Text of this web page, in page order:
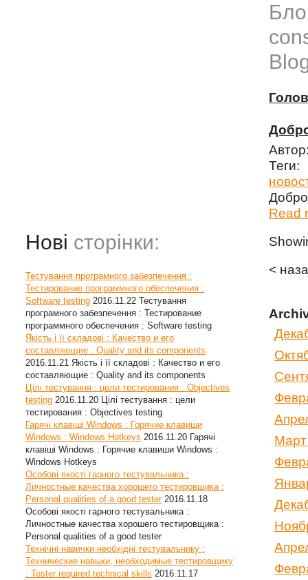
Нові сторінки:
Тестування програмного забезпечення :
Тестирование программного обеспечения :
Software testing 2016.11.22 Тестування
програмного забезпечення : Тестирование
программного обеспечения : Software testing
Якість і її складові : Качество и его
составляющие : Quality and its components
2016.11.21 Якість і її складові : Качество и его
составляющие : Quality and its components
Цілі тестування : цели тестирования : Objectives
testing 2016.11.20 Цілі тестування : цели
тестирования : Objectives testing
Гарячі клавіші Windows : Горячие клавиши
Windows : Windows Hotkeys 2016.11.20 Гарячі
клавіші Windows : Горячие клавиши Windows :
Windows Hotkeys
Особові якості гарного тестувальника :
Личностные качества хорошего тестировщика :
Personal qualities of a good tester 2016.11.18
Особові якості гарного тестувальника :
Личностные качества хорошего тестировщика :
Personal qualities of a good tester
Технічні навички необхідні тестувальнику :
Технические навыки, необходимые тестировщику
: Tester required technical skills 2016.11.17
Теги:
Read
<